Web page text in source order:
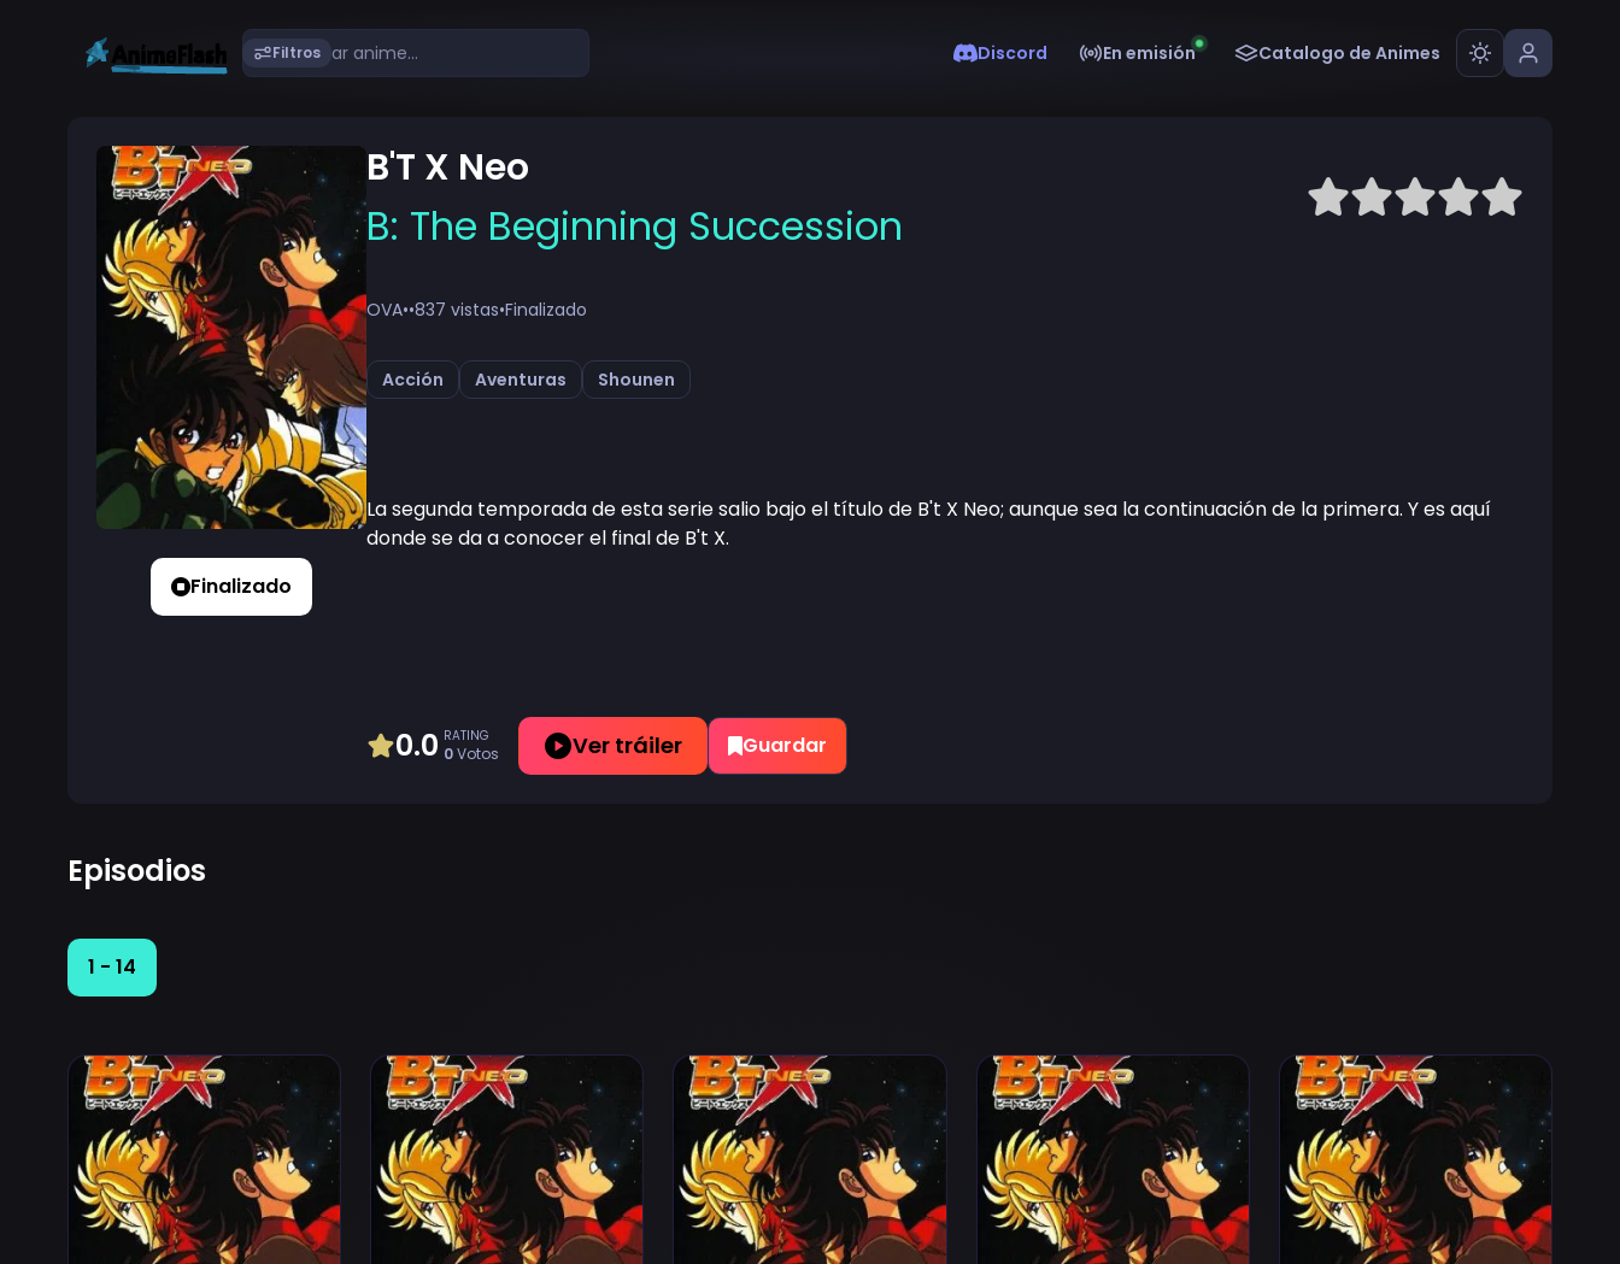
Filtros Discord En emisión Catalogo de Animes
B'T X Neo
B: The Beginning Succession
OVA••837 vistas•Finalizado
Acción Aventuras Shounen
La segunda temporada de esta serie salio bajo el título de B't X Neo; aunque sea la continuación de la primera. Y es aquí
donde se da a conocer el final de B't X.
0.0 RATING
0Votos Ver tráiler Guardar
Finalizado
Episodios
1 - 14
Ver B'T X Neo Episodio 1 Ver B'T X Neo Episodio 2 Ver B'T X Neo Episodio 3 Ver B'T X Neo Episodio 4 Ver B'T X Neo Episodio 5